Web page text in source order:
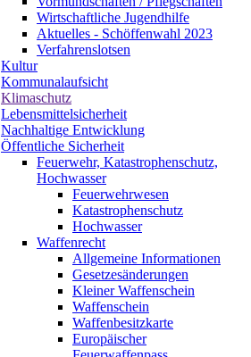
Wirtschaftliche Jugendhilfe
Aktuelles - Schöffenwahl 2023
Verfahrenslotsen
Kultur
Kommunalaufsicht
Klimaschutz
Lebensmittelsicherheit
Nachhaltige Entwicklung
Öffentliche Sicherheit
Feuerwehr, Katastrophenschutz,
Hochwasser
Feuerwehrwesen
Katastrophenschutz
Hochwasser
Waffenrecht
Allgemeine Informationen
Gesetzesänderungen
Kleiner Waffenschein
Waffenschein
Waffenbesitzkarte
Europäischer